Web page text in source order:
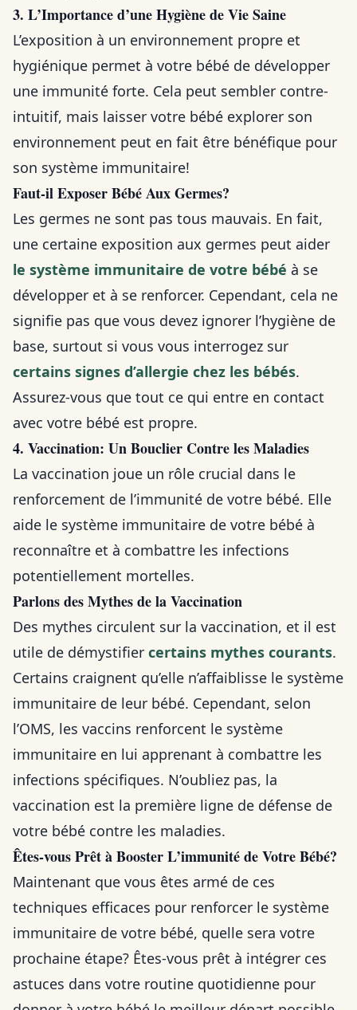
3. L’Importance d’une Hygiène de Vie Saine
L’exposition à un environnement propre et
hygiénique permet à votre bébé de développer
une immunité forte. Cela peut sembler contre-
intuitif, mais laisser votre bébé explorer son
environnement peut en fait être bénéfique pour
son système immunitaire!
Faut-il Exposer Bébé Aux Germes?
Les germes ne sont pas tous mauvais. En fait,
une certaine exposition aux germes peut aider
le système immunitaire de votre bébé à se
développer et à se renforcer. Cependant, cela ne
signifie pas que vous devez ignorer l’hygiène de
base, surtout si vous vous interrogez sur
certains signes d’allergie chez les bébés.
Assurez-vous que tout ce qui entre en contact
avec votre bébé est propre.
4. Vaccination: Un Bouclier Contre les Maladies
La vaccination joue un rôle crucial dans le
renforcement de l’immunité de votre bébé. Elle
aide le système immunitaire de votre bébé à
reconnaître et à combattre les infections
potentiellement mortelles.
Parlons des Mythes de la Vaccination
Des mythes circulent sur la vaccination, et il est
utile de démystifier certains mythes courants.
Certains craignent qu’elle n’affaiblisse le système
immunitaire de leur bébé. Cependant, selon
l’OMS, les vaccins renforcent le système
immunitaire en lui apprenant à combattre les
infections spécifiques. N’oubliez pas, la
vaccination est la première ligne de défense de
votre bébé contre les maladies.
Êtes-vous Prêt à Booster L’immunité de Votre Bébé?
Maintenant que vous êtes armé de ces
techniques efficaces pour renforcer le système
immunitaire de votre bébé, quelle sera votre
prochaine étape? Êtes-vous prêt à intégrer ces
astuces dans votre routine quotidienne pour